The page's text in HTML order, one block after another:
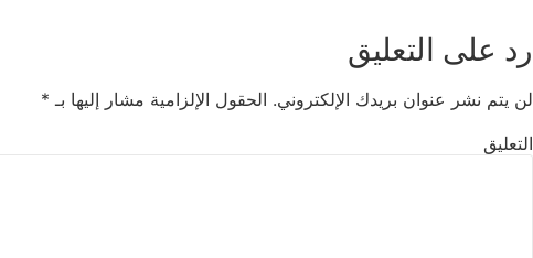
رد على التعليق
لن يتم نشر عنوان بريدك الإلكتروني. الحقول الإلزامية مشار إليها بـ *
التعليق